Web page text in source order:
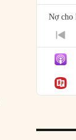
Nợ cho
giới
Mỹ
của
04/08/
Ngoại